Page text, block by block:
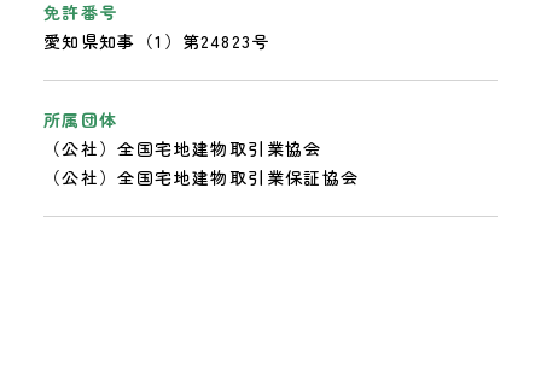
免許番号
愛知県知事（1）第24823号
所属団体
（公社）全国宅地建物取引業協会
（公社）全国宅地建物取引業保証協会